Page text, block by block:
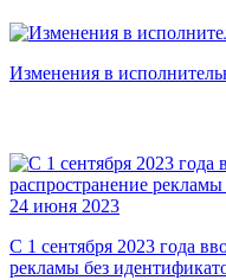
Изменения в
24 июня 2023
С 1 сентября 2023 года
рекламы без